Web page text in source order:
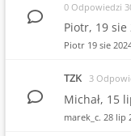
0 Odpowiedzi
Piotr, 19 sie
Piotr 19 sie
TZK 3
Michał, 15
marek_c. 28 lip